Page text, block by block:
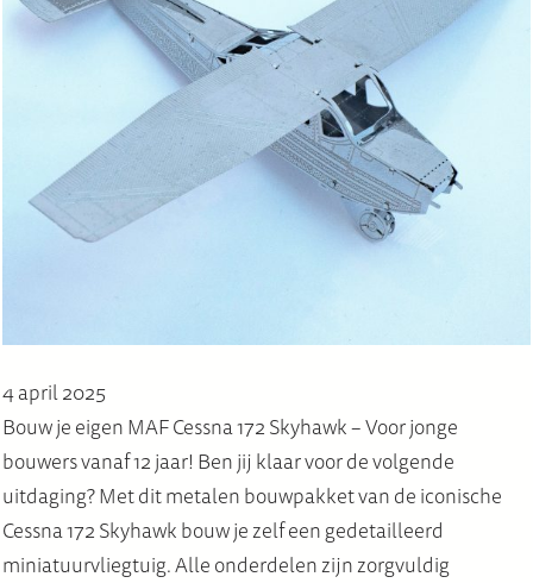
4 april 2025
Bouw je eigen MAF Cessna 172 Skyhawk – Voor jonge
bouwers vanaf 12 jaar! Ben jij klaar voor de volgende
uitdaging? Met dit metalen bouwpakket van de iconische
Cessna 172 Skyhawk bouw je zelf een gedetailleerd
miniatuurvliegtuig. Alle onderdelen zijn zorgvuldig